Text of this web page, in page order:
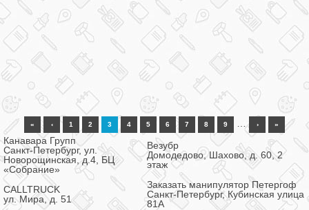
« ‹ 1 2 3 4 5 6 7 8 9 › »
Канавара Групп
Санкт-Петербург, ул.
Новорощинская, д.4, БЦ
«Собрание»
Везубр
Домодедово, Шахово, д. 60, 2
этаж
CALLTRUCK
ул. Мира, д. 51
Заказать манипулятор Петергоф
Санкт-Петербург, Кубинская улица
81А